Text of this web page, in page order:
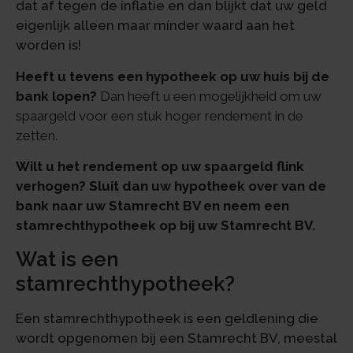
dat af tegen de inflatie en dan blijkt dat uw geld
eigenlijk alleen maar mínder waard aan het
worden is!
Heeft u tevens een hypotheek op uw huis bij de
bank lopen? Dan heeft u een mogelijkheid om uw
spaargeld voor een stuk hoger rendement in de
zetten.
Wilt u het rendement op uw spaargeld flink
verhogen? Sluit dan uw hypotheek over van de
bank naar uw Stamrecht BV en neem een
stamrechthypotheek op bij uw Stamrecht BV.
Wat is een
stamrechthypotheek?
Een stamrechthypotheek is een geldlening die
wordt opgenomen bij een Stamrecht BV, meestal